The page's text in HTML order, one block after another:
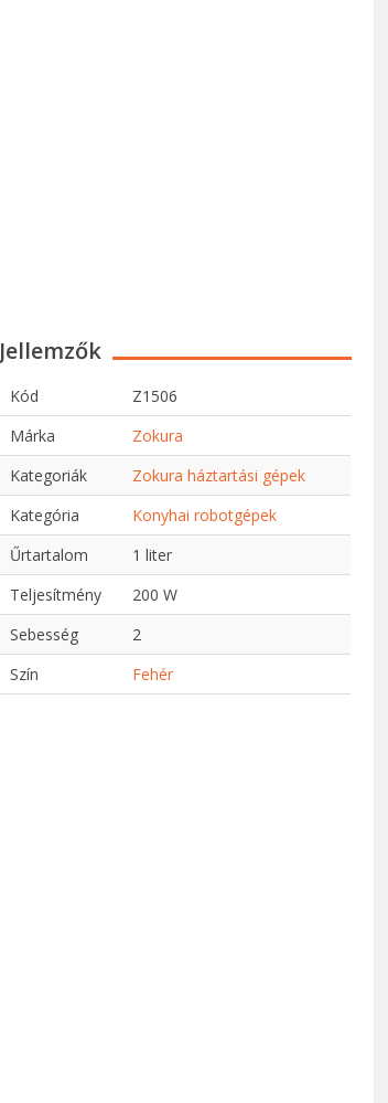
Jellemzők
Kód
Z1506
Márka
Zokura
Kategoriák
Zokura háztartási gépek
Kategória
Konyhai robotgépek
Űrtartalom
1 liter
Teljesítmény
200 W
Sebesség
2
Szín
Fehér